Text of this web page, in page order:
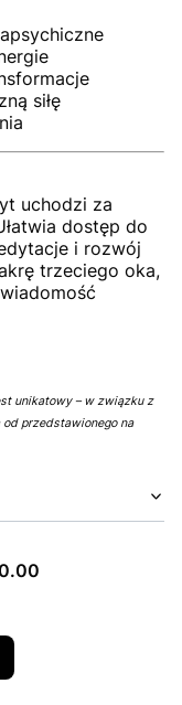
siłę
uchodzi za
dostęp do
i rozwój
trzeciego oka,
unikatowy – w związku z
przedstawionego na